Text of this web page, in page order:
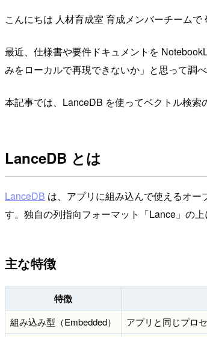
こんにちは 人材育成室 育成メンバーチームで
最近、仕様書や要件ドキュメントを
みをローカルで再現できないか」と思って調
本記事では、LanceDB を使ってベクトル検索
LanceDB とは
LanceDB は、アプリに組み込んで使えるオ
す。独自の列指向フォーマット「Lance」の
主な特徴
特徴
組み込み型（Embedded）
アプリと同じプロ